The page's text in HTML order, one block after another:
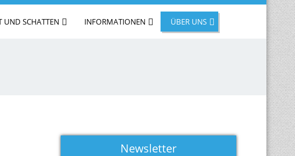
UND SCHATTEN INFORMATIONEN ÜBER UNS
Newsletter